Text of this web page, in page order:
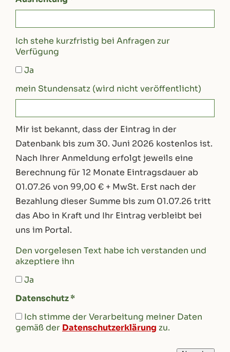
Ich stehe kurzfristig bei Anfragen zur
Verfügung
Ja
mein Stundensatz (wird nicht veröffentlicht)
Mir ist bekannt, dass der Eintrag in der
Datenbank bis zum 30. Juni 2026 kostenlos ist.
Nach Ihrer Anmeldung erfolgt jeweils eine
Berechnung für 12 Monate Eintragsdauer ab
01.07.26 von 99,00 € + MwSt. Erst nach der
Bezahlung dieser Summe bis zum 01.07.26 tritt
das Abo in Kraft und Ihr Eintrag verbleibt bei
uns im Portal.
Den vorgelesen Text habe ich verstanden und
akzeptiere ihn
Ja
Datenschutz *
Ich stimme der Verarbeitung meiner Daten
gemäß der Datenschutzerklärung zu.